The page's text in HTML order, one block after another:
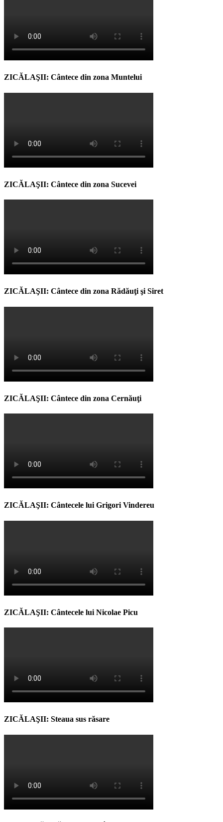
ZICĂLAŞII: Cântece din zona Muntelui
ZICĂLAŞII: Cântece din zona Sucevei
ZICĂLAŞII: Cântece din zona Rădăuţi şi Siret
ZICĂLAŞII: Cântece din zona Cernăuţi
ZICĂLAŞII: Cântecele lui Grigori Vindereu
ZICĂLAŞII: Cântecele lui Nicolae Picu
ZICĂLAŞII: Steaua sus răsare